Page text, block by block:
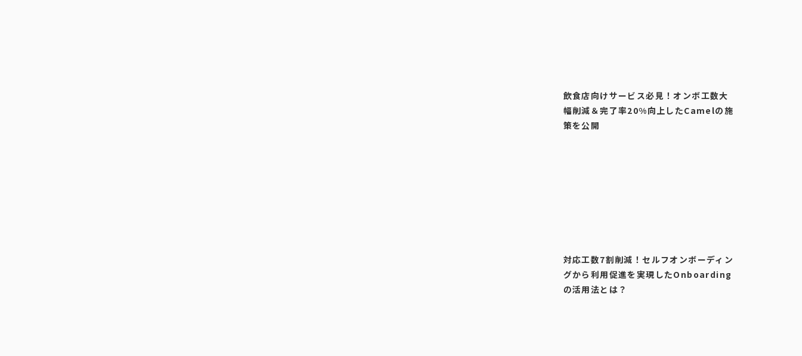
飲食店向けサービス必見！オンボ工数大
幅削減＆完了率20%向上したCamelの施
策を公開
対応工数7割削減！セルフオンボーディン
グから利用促進を実現したOnboarding
の活用法とは？